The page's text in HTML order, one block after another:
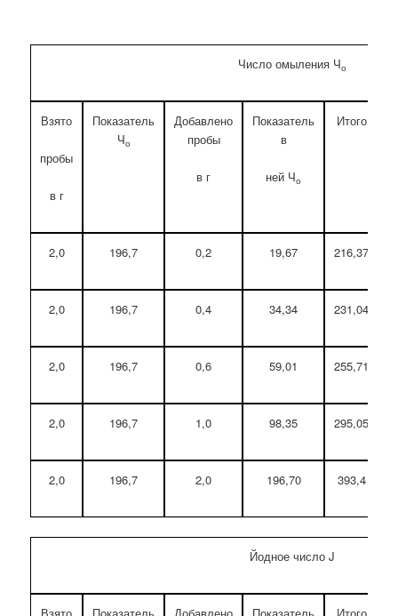
Число омыления Чо
Взято
пробы
в г
Показатель
Чо
Добавлено
пробы
в г
Показатель
в
ней Чо
Итого
2,0 196,7 0,2 19,67 216,37
2,0 196,7 0,4 34,34 231,04
2,0 196,7 0,6 59,01 255,71
2,0 196,7 1,0 98,35 295,05
2,0 196,7 2,0 196,70 393,4
Йодное число J